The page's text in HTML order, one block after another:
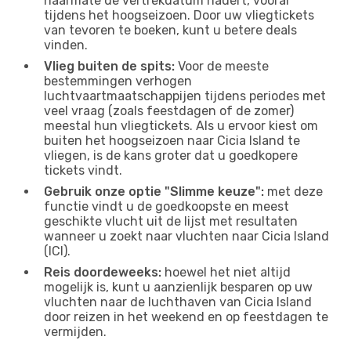
tijdens het hoogseizoen. Door uw vliegtickets
van tevoren te boeken, kunt u betere deals
vinden.
Vlieg buiten de spits: Voor de meeste
bestemmingen verhogen
luchtvaartmaatschappijen tijdens periodes met
veel vraag (zoals feestdagen of de zomer)
meestal hun vliegtickets. Als u ervoor kiest om
buiten het hoogseizoen naar Cicia Island te
vliegen, is de kans groter dat u goedkopere
tickets vindt.
Gebruik onze optie "Slimme keuze": met deze
functie vindt u de goedkoopste en meest
geschikte vlucht uit de lijst met resultaten
wanneer u zoekt naar vluchten naar Cicia Island
(ICI).
Reis doordeweeks: hoewel het niet altijd
mogelijk is, kunt u aanzienlijk besparen op uw
vluchten naar de luchthaven van Cicia Island
door reizen in het weekend en op feestdagen te
vermijden.